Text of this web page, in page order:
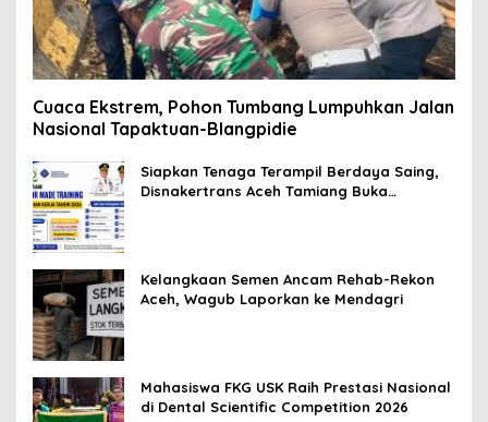
Cuaca Ekstrem, Pohon Tumbang Lumpuhkan Jalan
Nasional Tapaktuan-Blangpidie
Siapkan Tenaga Terampil Berdaya Saing,
Disnakertrans Aceh Tamiang Buka
Kelangkaan Semen Ancam Rehab-Rekon
Aceh, Wagub Laporkan ke Mendagri
Mahasiswa FKG USK Raih Prestasi Nasional
di Dental Scientific Competition 2026